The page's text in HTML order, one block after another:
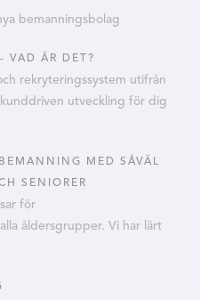
bemanningsbolag
VAD ÄR DET?
rekryteringssystem utifrån
utveckling för dig
MED SÅVÄL
SENIORER
för
åldersgrupper. Vi har lärt